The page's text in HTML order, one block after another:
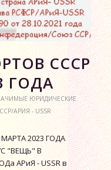
СССР
ГОДА
ЮРИДИЧЕСКИЕ
АРИЯ - USSR
2023 ГОДА
"ВЕЩЬ" В
АРиЯ - USSR в